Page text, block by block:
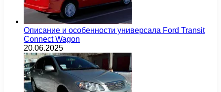
Описание и особенности универсала Ford Transit
Connect Wagon
20.06.2025